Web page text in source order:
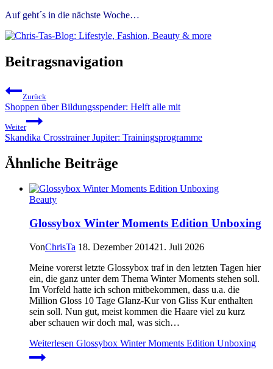
Auf geht´s in die nächste Woche…
Beitragsnavigation
Zurück
Shoppen über Bildungsspender: Helft alle mit
Weiter
Skandika Crosstrainer Jupiter: Trainingsprogramme
Ähnliche Beiträge
Beauty
Glossybox Winter Moments Edition Unboxing
VonChrisTa 18. Dezember 201421. Juli 2026
Meine vorerst letzte Glossybox traf in den letzten Tagen hier
ein, die ganz unter dem Thema Winter Moments stehen soll.
Im Vorfeld hatte ich schon mitbekommen, dass u.a. die
Million Gloss 10 Tage Glanz-Kur von Gliss Kur enthalten
sein soll. Nun gut, meist kommen die Haare viel zu kurz
aber schauen wir doch mal, was sich…
Weiterlesen Glossybox Winter Moments Edition Unboxing